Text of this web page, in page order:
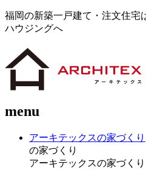
福岡の新築一戸建て・注文住宅
ハウジングへ
menu
アーキテックスの家づくり
の家づくり
アーキテックスの家づくり